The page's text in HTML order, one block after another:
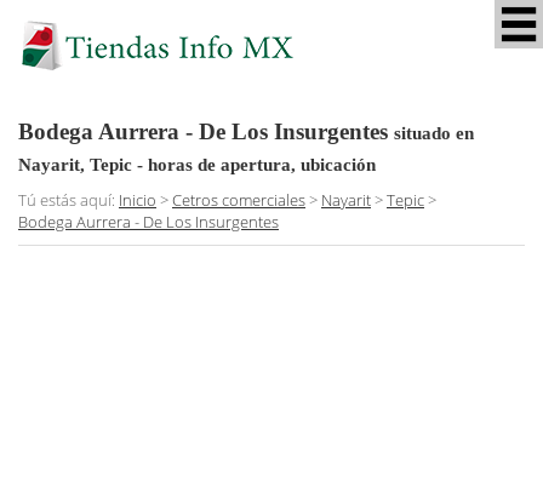
Bodega Aurrera - De Los Insurgentes situado en
Nayarit, Tepic - horas de apertura, ubicación
Tú estás aquí: Inicio >Cetros comerciales> Nayarit>Tepic>
Bodega Aurrera - De Los Insurgentes